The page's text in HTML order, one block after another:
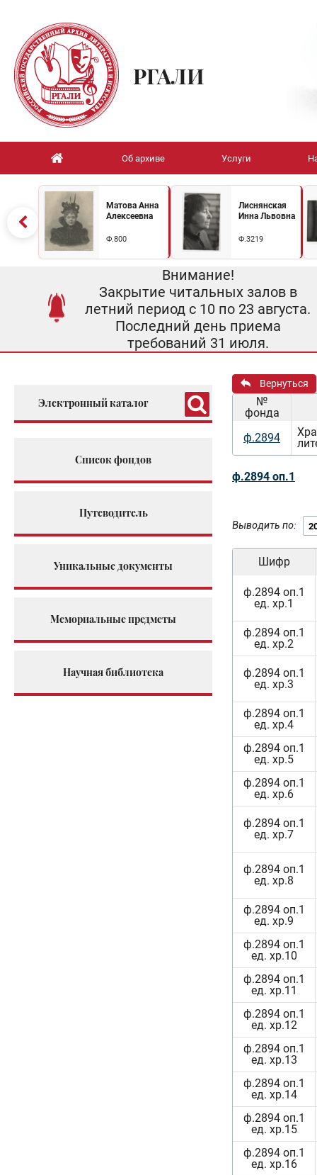
РГАЛИ
Об архиве Услуги
Матова Анна
Алексеевна
Ф.800
Лиснянская
Инна Львовна
Ф.3219
Внимание!
Закрытие читальных залов в
летний период с 10 по 23 августа.
Последний день приема
требований 31 июля.
Электронный каталог
Список фондов
Путеводитель
Уникальные документы
Мемориальные предметы
Научная библиотека
Вернуться
№
фонда
ф.2894
ф.2894 оп.1
Выводить по:
Шифр
ф.2894 оп.1
ед. хр.1
ф.2894 оп.1
ед. хр.2
ф.2894 оп.1
ед. хр.3
ф.2894 оп.1
ед. хр.4
ф.2894 оп.1
ед. хр.5
ф.2894 оп.1
ед. хр.6
ф.2894 оп.1
ед. хр.7
ф.2894 оп.1
ед. хр.8
ф.2894 оп.1
ед. хр.9
ф.2894 оп.1
ед. хр.10
ф.2894 оп.1
ед. хр.11
ф.2894 оп.1
ед. хр.12
ф.2894 оп.1
ед. хр.13
ф.2894 оп.1
ед. хр.14
ф.2894 оп.1
ед. хр.15
ф.2894 оп.1
ед. хр.16